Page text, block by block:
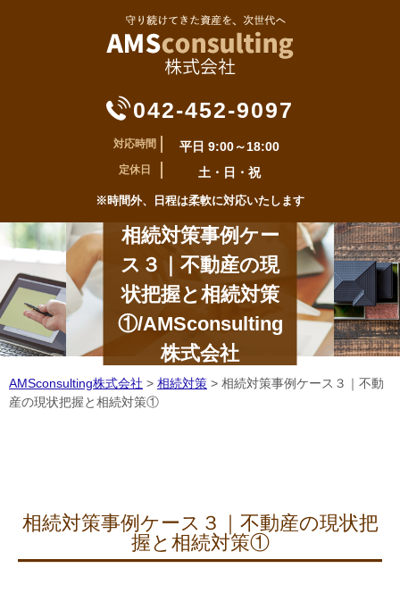
042-452-9097
対応時間 平日 9:00～18:00
定休日 土・日・祝
※時間外、日程は柔軟に対応いたします
相続対策事例ケー
ス３｜不動産の現
状把握と相続対策
①/AMSconsulting
株式会社
AMSconsulting株式会社 > 相続対策 > 相続対策事例ケース３｜不動
産の現状把握と相続対策①
相続対策事例ケース３｜不動産の現状把
握と相続対策①